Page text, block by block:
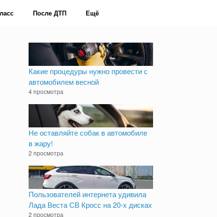
После ДТП Ещё
Какие процедуры нужно провести с
автомобилем весной
4 просмотра
Не оставляйте собак в автомобиле
в жару!
2 просмотра
Пользователей интернета удивила
Лада Веста СВ Кросс на 20-х дисках
2 просмотра